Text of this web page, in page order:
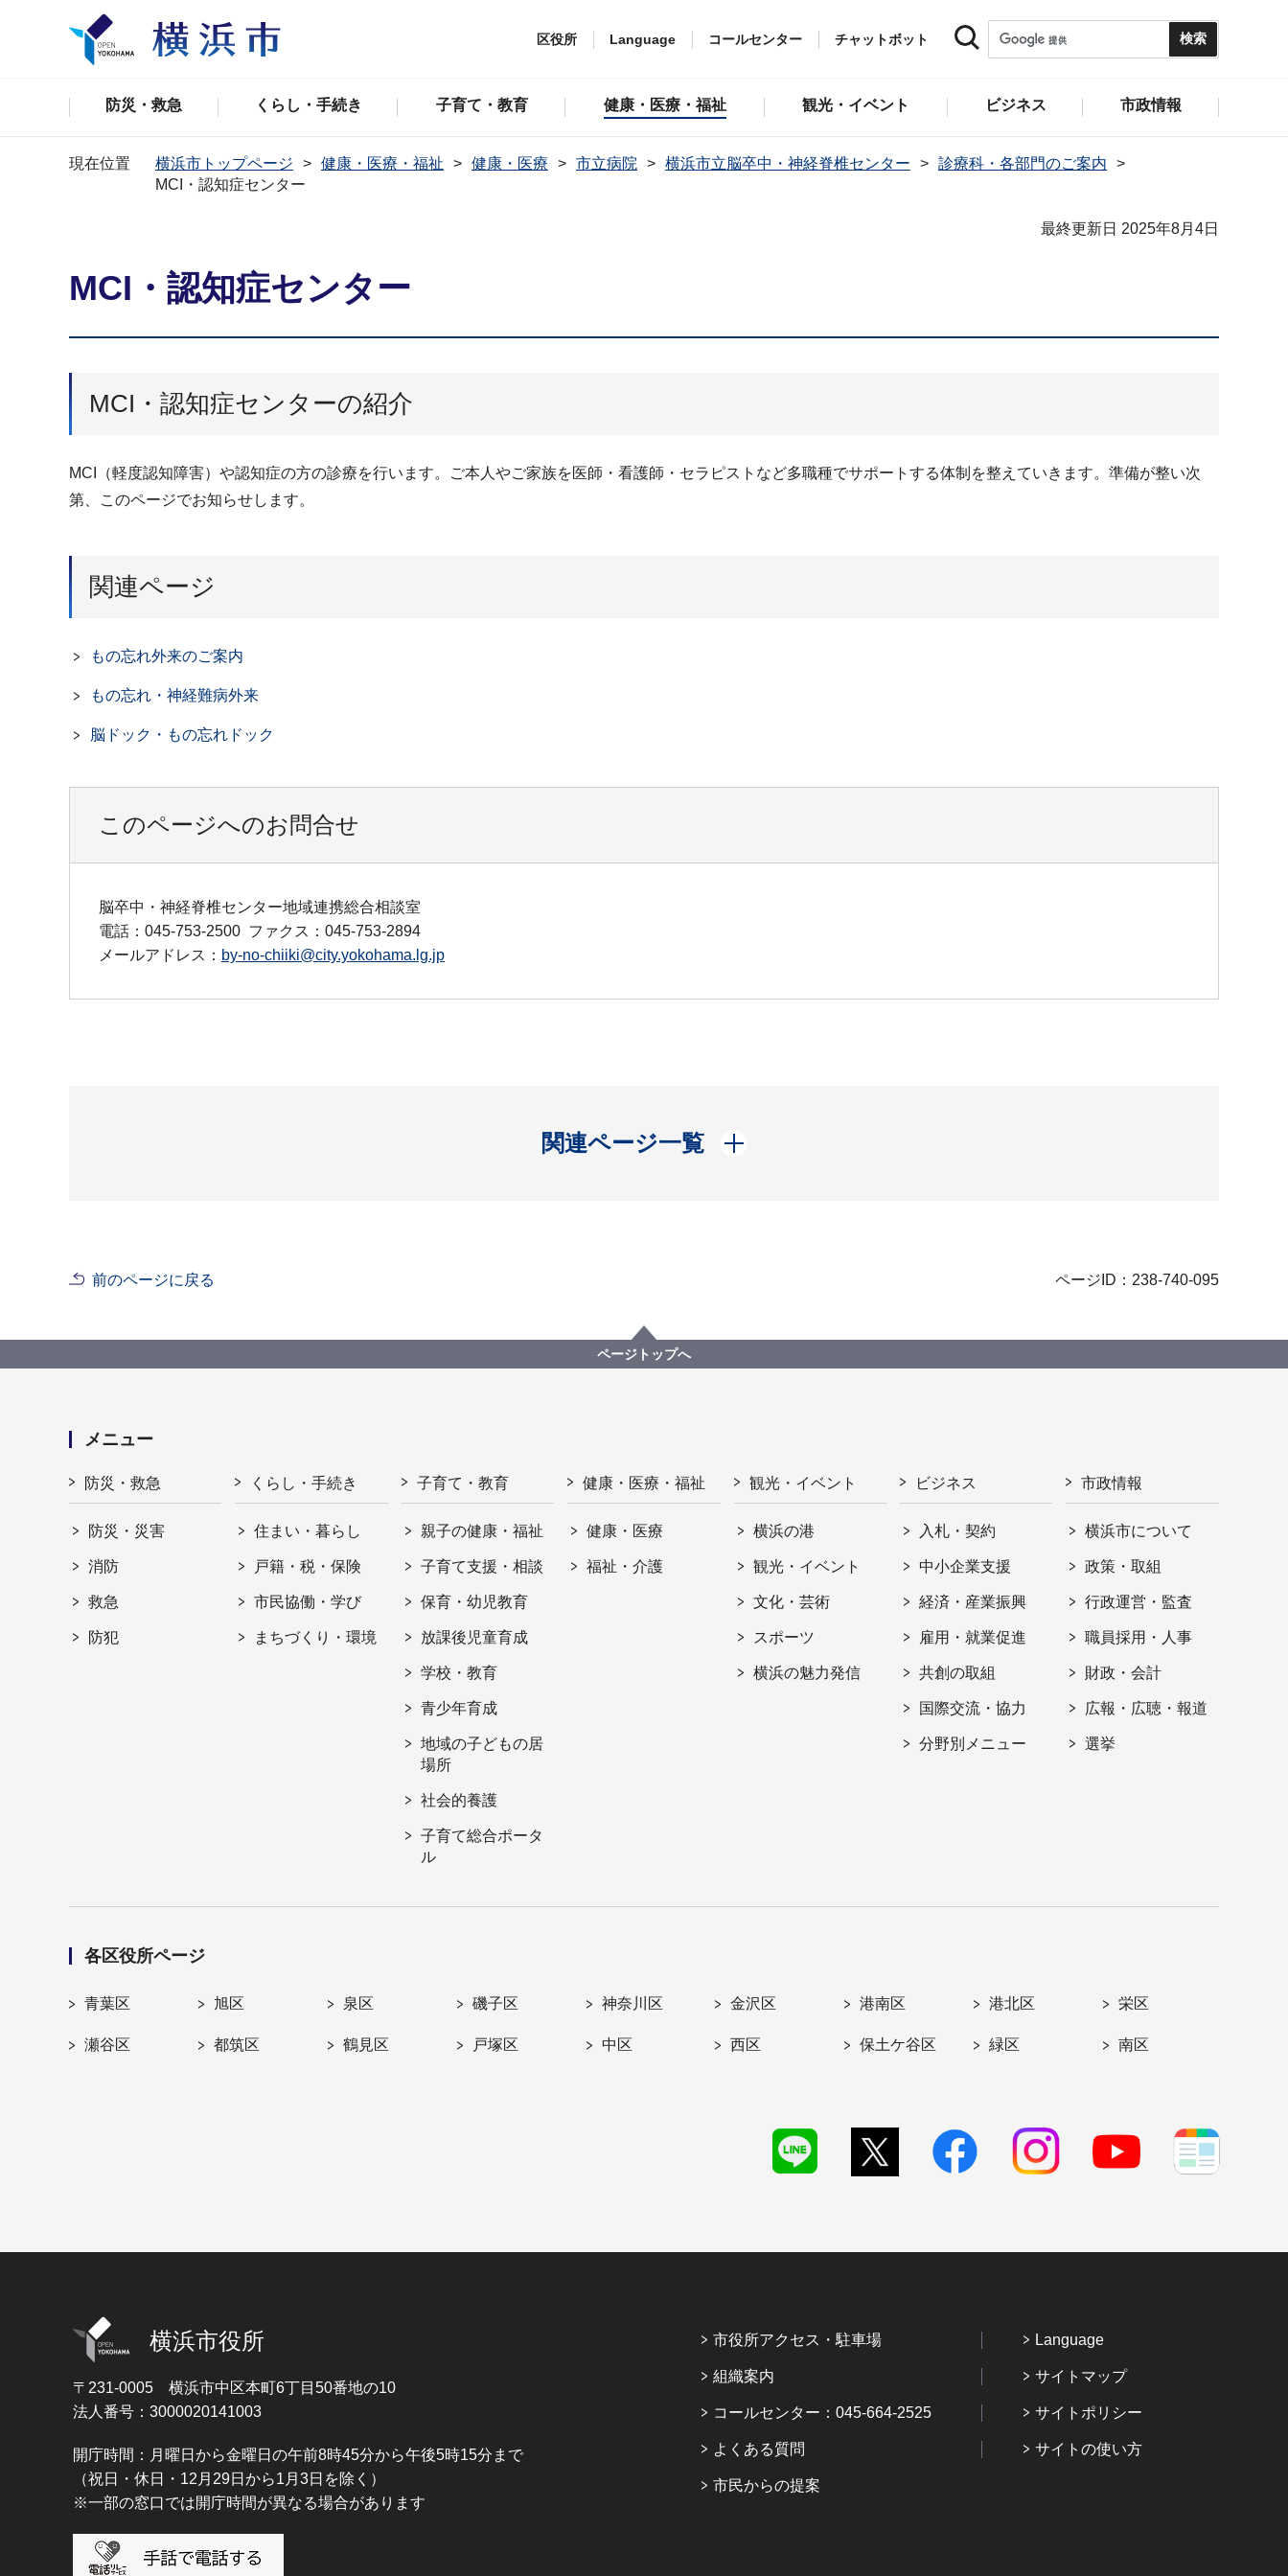
区役所 Language コールセンター チャットボット
防災・救急 くらし・手続き 子育て・教育 健康・医療・福祉 観光・イベント ビジネス 市政情報
現在位置 横浜市トップページ 健康・医療・福祉 健康・医療 市立病院 横浜市立脳卒中・神経脊椎センター
診療科・各部門のご案内
MCI・認知症センター
最終更新日 2025年8月4日
MCI・認知症センター
MCI・認知症センターの紹介
MCI（軽度認知障害）や認知症の方の診療を行います。ご本人やご家族を医師・看護師・セラピストなど多職種でサポートする体制を整えていきます。準備が整い次
第、このページでお知らせします。
関連ページ
もの忘れ外来のご案内
もの忘れ・神経難病外来
脳ドック・もの忘れドック
このページへのお問合せ
脳卒中・神経脊椎センター地域連携総合相談室
電話：045-753-2500 ファクス：045-753-2894
メールアドレス： by-no-chiiki@city.yokohama.lg.jp
関連ページ一覧
開く
前のページに戻る ページID：238-740-095
ページトップへ
メニュー
防災・救急
防災・災害
消防
救急
防犯
くらし・手続き
住まい・暮らし
戸籍・税・保険
市民協働・学び
まちづくり・環境
子育て・教育
親子の健康・福祉
子育て支援・相談
保育・幼児教育
放課後児童育成
学校・教育
青少年育成
地域の子どもの居
場所
社会的養護
子育て総合ポータ
ル
健康・医療・福祉
健康・医療
福祉・介護
観光・イベント
横浜の港
観光・イベント
文化・芸術
スポーツ
横浜の魅力発信
ビジネス
入札・契約
中小企業支援
経済・産業振興
雇用・就業促進
共創の取組
国際交流・協力
分野別メニュー
市政情報
横浜市について
政策・取組
行政運営・監査
職員採用・人事
財政・会計
広報・広聴・報道
選挙
各区役所ページ
青葉区 旭区 泉区 磯子区 神奈川区 金沢区 港南区 港北区 栄区
瀬谷区 都筑区 鶴見区 戸塚区 中区 西区 保土ケ谷区 緑区 南区
横浜市役所
〒231-0005 横浜市中区本町6丁目50番地の10
法人番号：3000020141003
開庁時間：月曜日から金曜日の午前8時45分から午後5時15分まで
（祝日・休日・12月29日から1月3日を除く）
※一部の窓口では開庁時間が異なる場合があります
市役所アクセス・駐車場
組織案内
コールセンター：045-664-2525
よくある質問
市民からの提案
Language
サイトマップ
サイトポリシー
サイトの使い方